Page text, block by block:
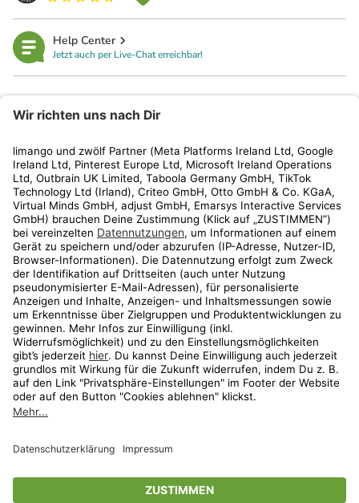
Help Center
Jetzt auch per Live-Chat erreichbar!
Kundenservice
Shop
Aktionen
Travel